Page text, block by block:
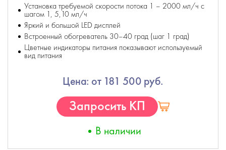
Установка требуемой скорости потока 1 – 2000 мл/ч с
шагом 1, 5,10 мл/ч
Яркий и большой LED дисплей
Встроенный обогреватель 30–40 град (шаг 1 град)
Цветные индикаторы питания показывают используемый
вид питания
Цена: от 181 500 руб.
Запросить КП
В наличии